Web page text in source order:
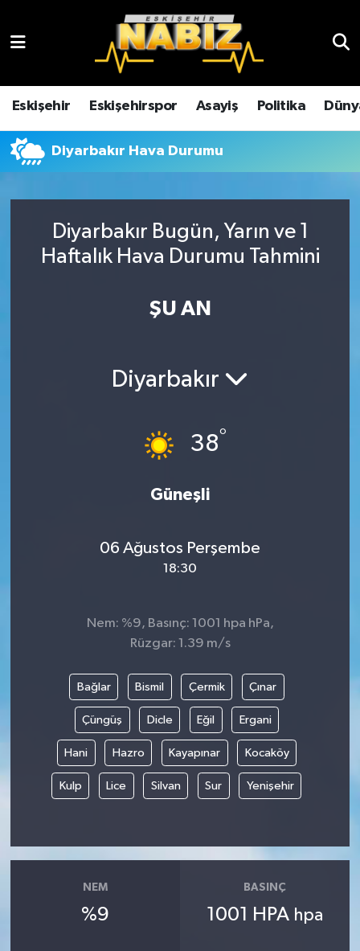
Eskişehir Eskişehirspor Asayiş Politika
Diyarbakır Hava Durumu
Diyarbakır Bugün, Yarın ve 1
Haftalık Hava Durumu Tahmini
ŞU AN
Diyarbakır
38°
Güneşli
06 Ağustos Perşembe
18:30
Nem: %9, Basınç: 1001 hpa hPa,
Rüzgar: 1.39 m/s
Bağlar Bismil Çermik Çınar
Çüngüş Dicle Eğil Ergani
Hani Hazro Kayapınar Kocaköy
Kulp Lice Silvan Sur Yenişehir
NEM
%9
BASINÇ
1001 HPA hpa
Çevre
Dünya
Ekonomi
Eskişehir
Yaşam
Yurttan
Eskişehir Hava Durumu
Eskişehir Trafik Yoğunluk Haritası
TFF 3.Lig 4.Grup Puan Durumu ve Fikstür
Son Dakika Haberleri
Haber Arşivi